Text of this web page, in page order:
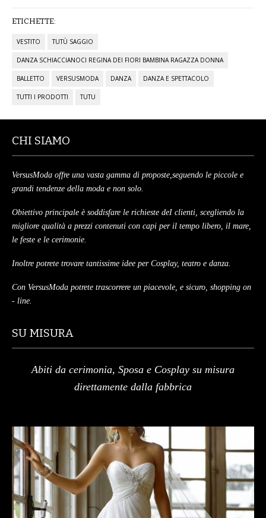
ETICHETTE:
VESTITO TUTÙ SAGGIO
DANZA SCHIACCIANOCI REGINA DEI FIORI BAMBINA RAGAZZA DONNA
BALLETTO VERSUSMODA DANZA DANZA E SPETTACOLO
TUTTI I PRODOTTI TUTU
CHI SIAMO
VersusModa offre una vasta gamma di proposte,seguendo le piccole e
grandi tendenze della moda e non solo.
Obiettivo principale è soddisfare le richieste deI clienti, scegliendo la
migliore qualità a prezzi contenuti con capi per il tempo libero, il mare,
le feste e le cerimonie.
Inoltre potrete trovare tantissime idee per Cosplay, teatro e danza.
Con VersusModa potrete trascorrere un piacevole, e sicuro, shopping on
- line.
SU MISURA
Abiti da cerimonia, Sposa e Cosplay su misura
direttamente dalla fabbrica